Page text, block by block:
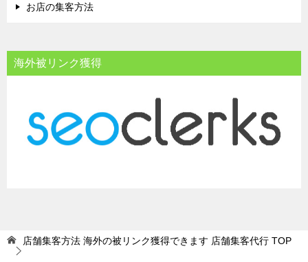
お店の集客方法
海外被リンク獲得
店舗集客方法 海外の被リンク獲得できます 店舗集客代行 TOP